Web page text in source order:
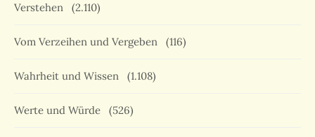
Verstehen (2.110)
Vom Verzeihen und Vergeben (116)
Wahrheit und Wissen (1.108)
Werte und Würde (526)